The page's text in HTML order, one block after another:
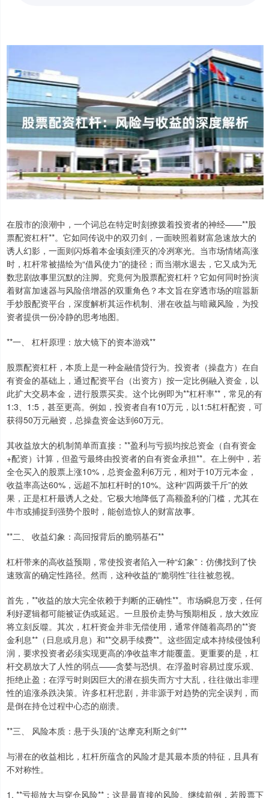
在股市的浪潮中，一个词总在特定时刻撩拨着投资者的神经——**股
票配资杠杆**。它如同传说中的双刃剑，一面映照着财富急速放大的
诱人幻影，一面则闪烁着本金顷刻湮灭的冷冽寒光。当市场情绪高涨
时，杠杆常被描绘为“借风使力”的捷径；而当潮水退去，它又成为无
数悲剧故事里沉默的注脚。究竟何为股票配资杠杆？它如何同时扮演
着财富加速器与风险倍增器的双重角色？本文旨在穿透市场的喧嚣新
手炒股配资平台，深度解析其运作机制、潜在收益与暗藏风险，为投
资者提供一份冷静的思考地图。
**一、 杠杆原理：放大镜下的资本游戏**
股票配资杠杆，本质上是一种金融借贷行为。投资者（操盘方）在自
有资金的基础上，通过配资平台（出资方）按一定比例融入资金，以
此扩大交易本金，进行股票买卖。这个比例即为**杠杆率**，常见的有
1:3、1:5，甚至更高。例如，投资者自有10万元，以1:5杠杆配资，可
获得50万元融资，总操盘资金达到60万元。
其收益放大的机制简单而直接：**盈利与亏损均按总资金（自有资金
+配资）计算，但盈亏最终由投资者的自有资金承担**。在上例中，若
全仓买入的股票上涨10%，总资金盈利6万元，相对于10万元本金，
收益率高达60%，远超不加杠杆时的10%。这种“四两拨千斤”的效
果，正是杠杆最诱人之处。它极大地降低了高额盈利的门槛，尤其在
牛市或捕捉到强势个股时，能创造惊人的财富故事。
**二、 收益幻象：高回报背后的脆弱基石**
杠杆带来的高收益预期，常使投资者陷入一种“幻象”：仿佛找到了快
速致富的确定性路径。然而，这种收益的“脆弱性”往往被忽视。
首先，**收益的放大完全依赖于判断的正确性**。市场瞬息万变，任何
利好逻辑都可能被证伪或延迟。一旦股价走势与预期相反，放大效应
将立刻反噬。其次，杠杆资金并非无偿使用，通常伴随着高昂的**资
金利息**（日息或月息）和**交易手续费**。这些固定成本持续侵蚀利
润，要求投资者必须实现更高的净收益率才能覆盖。更重要的是，杠
杆交易放大了人性的弱点——贪婪与恐惧。在浮盈时容易过度乐观、
拒绝止盈；在浮亏时则因巨大的潜在损失而方寸大乱，往往做出非理
性的追涨杀跌决策。许多杠杆悲剧，并非源于对趋势的完全误判，而
是倒在持仓过程中心态的崩溃。
**三、 风险本质：悬于头顶的“达摩克利斯之剑”**
与潜在的收益相比，杠杆所蕴含的风险才是其最本质的特征，且具有
不对称性。
1. **亏损放大与穿仓风险**：这是最直接的风险。继续前例，若股票下